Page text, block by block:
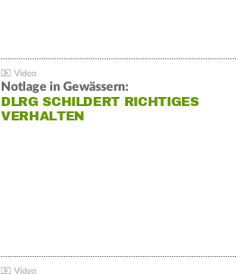
Notlage in Gewässern:
DLRG SCHILDERT RICHTIGES
VERHALTEN